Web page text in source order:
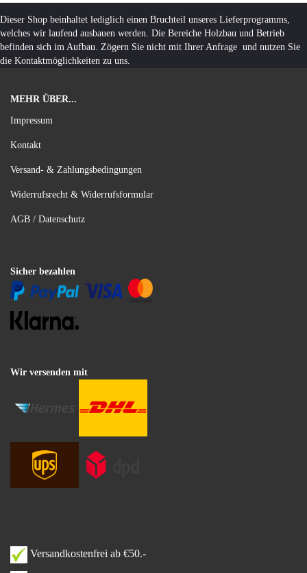
Dieser Shop beinhaltet lediglich einen Bruchteil unseres Lieferprogramms,
welches wir laufend ausbauen werden. Die Bereiche Holzbau und Betrieb
befinden sich im Aufbau. Zögern Sie nicht mit Ihrer Anfrage und nutzen Sie
die Kontaktmöglichkeiten zu uns.
MEHR ÜBER...
Impressum
Kontakt
Versand- & Zahlungsbedingungen
Widerrufsrecht & Widerrufsformular
AGB / Datenschutz
Sicher bezahlen
Wir versenden mit
Versandkostenfrei ab €50.-